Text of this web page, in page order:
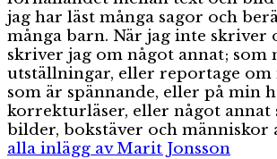
jag har läst många sagor och
många barn. När jag inte skriver
skriver jag om något annat; som
utställningar, eller reportage om
som är spännande, eller på min
korrekturläser, eller något annat
bilder, bokstäver och människor
alla inlägg av Marit Jonsson